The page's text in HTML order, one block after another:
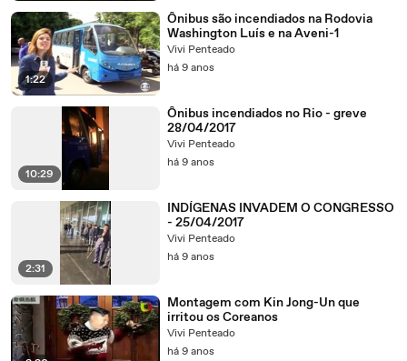
1:22
Ônibus são incendiados na Rodovia
Washington Luís e na Aveni-1
Vivi Penteado
há 9 anos
10:29
Ônibus incendiados no Rio - greve
28/04/2017
Vivi Penteado
há 9 anos
2:31
INDÍGENAS INVADEM O CONGRESSO
- 25/04/2017
Vivi Penteado
há 9 anos
Montagem com Kin Jong-Un que
irritou os Coreanos
Vivi Penteado
há 9 anos